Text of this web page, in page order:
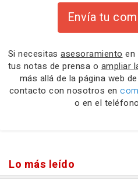
Envía tu
Si necesitas asesoramiento en
tus notas de prensa o ampliar
más allá de la página web de
contacto con nosotros en
o en el teléfono
Lo más leído